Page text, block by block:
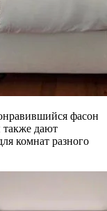
фасон
также дают
комнат разного